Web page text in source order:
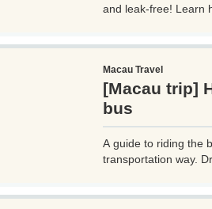
and leak-free! Learn
Macau Travel
[Macau trip]
bus
A guide to riding the
transportation way.